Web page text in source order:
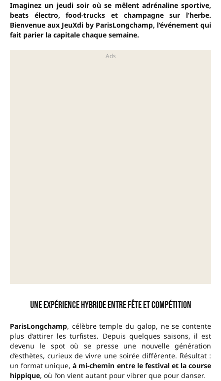
Imaginez un jeudi soir où se mêlent adrénaline sportive,
beats électro, food-trucks et champagne sur l’herbe.
Bienvenue aux JeuXdi by ParisLongchamp, l’événement qui
fait parier la capitale chaque semaine.
Une expérience hybride entre fête et compétition
ParisLongchamp, célèbre temple du galop, ne se contente
plus d’attirer les turfistes. Depuis quelques saisons, il est
devenu le spot où se presse une nouvelle génération
d’esthètes, curieux de vivre une soirée différente. Résultat :
un format unique,à mi-chemin entre le festival et la course
hippique, où l’on vient autant pour vibrer que pour danser.